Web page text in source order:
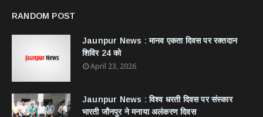
RANDOM POST
Jaunpur News : ​मानव एकता दिवस पर रक्तदान
शिविर 24 को
April 23, 2026
Jaunpur News : विश्व धरती दिवस पर संस्कार
भारती जौनपुर ने मनाया अलंकरण दिवस